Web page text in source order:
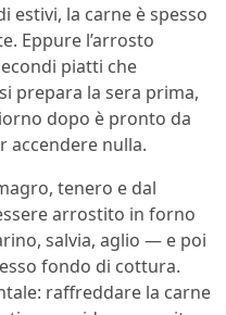
estivi, la carne è spesso
Eppure l’arrosto
piatti che
prepara la sera prima,
dopo è pronto da
accendere nulla.
tenero e dal
arrostito in forno
salvia, aglio — e poi
fondo di cottura.
raffreddare la carne